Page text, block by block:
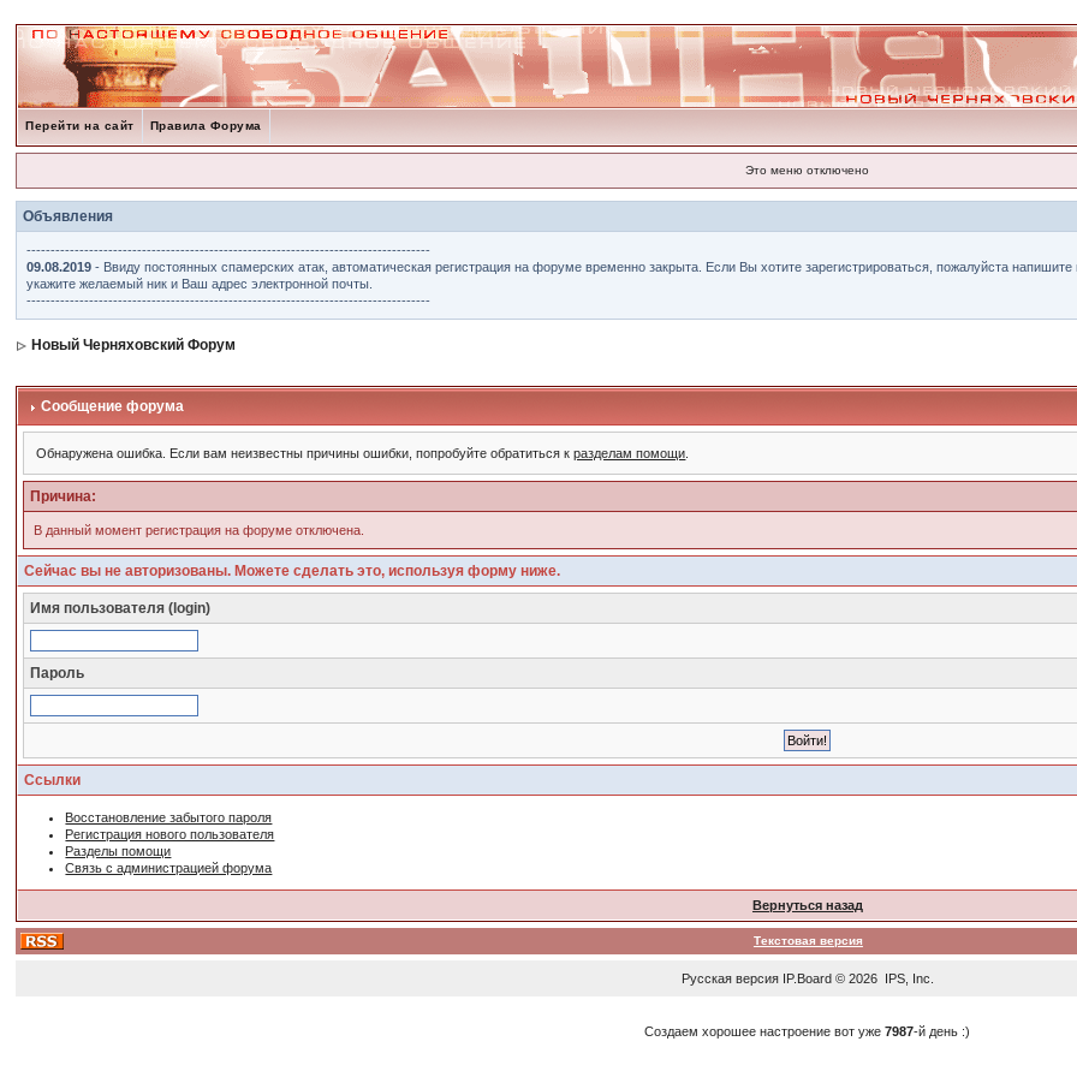
Перейти на сайт Правила Форума
Это меню отключено
Объявления
------------------------------------------------------------------------------------
09.08.2019 - Ввиду постоянных спамерских атак, автоматическая регистрация на форуме временно закрыта. Если Вы хотите зарегистрироваться, пожалуйста
укажите желаемый ник и Ваш адрес электронной почты.
------------------------------------------------------------------------------------
Новый Черняховский Форум
Сообщение форума
Обнаружена ошибка. Если вам неизвестны причины ошибки, попробуйте обратиться кразделам помощи
Причина:
В данный момент регистрация на форуме отключена.
Сейчас вы не авторизованы. Можете сделать это, используя форму ниже.
Имя пользователя (login)
Пароль
Ссылки
Восстановление забытого пароля
Регистрация нового пользователя
Разделы помощи
Связь с администрацией форума
Вернуться назад
Текстовая версия
Русская версия IP.Board© 2026 IPS, Inc
Создаем хорошее настроение вот уже7987-й день :)